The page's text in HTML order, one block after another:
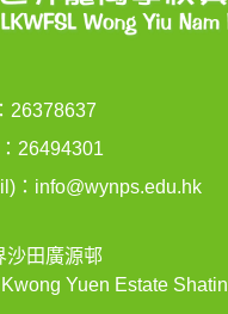
26378637
26494301
： info@wynps.edu.hk
沙田廣源邨
Yuen Estate Shatin